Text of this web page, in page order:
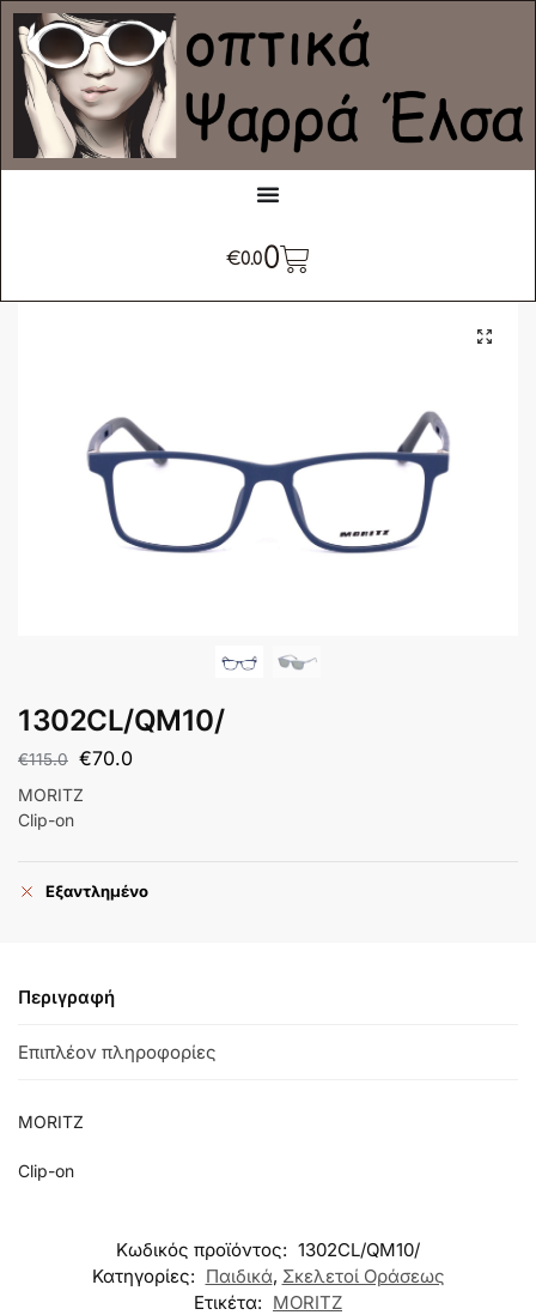
€0.00
1302CL/QM10/
€115.0 €70.0
MORITZ
Clip-on
Εξαντλημένο
Περιγραφή
Επιπλέον πληροφορίες
MORITZ
Clip-on
Κωδικός προϊόντος: 1302CL/QM10/
Κατηγορίες: Παιδικά, Σκελετοί Οράσεως
Ετικέτα: MORITZ